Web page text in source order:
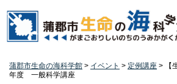
の
ー
蒲郡市生命の海科学館 > イベント > 定例講座 >
年度 一般科学講座